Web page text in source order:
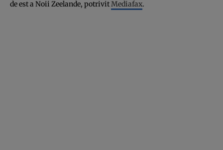
de est a Noii Zeelande, potrivitMediafax.